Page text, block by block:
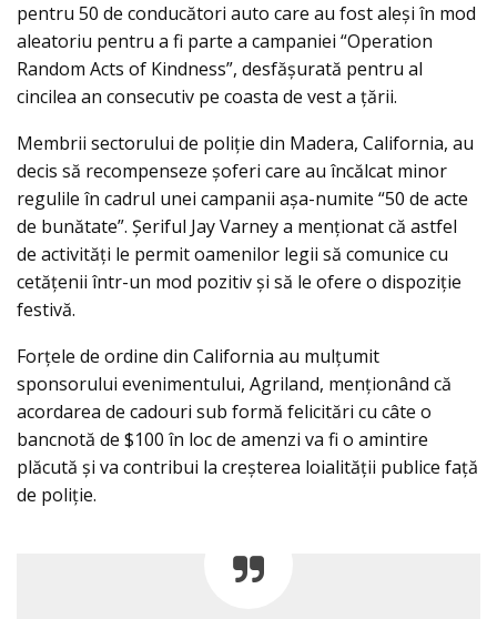
pentru 50 de conducători auto care au fost aleşi în mod
aleatoriu pentru a fi parte a campaniei “Operation
Random Acts of Kindness”, desfăşurată pentru al
cincilea an consecutiv pe coasta de vest a ţării.
Membrii sectorului de poliţie din Madera, California, au
decis să recompenseze șoferi care au încălcat minor
regulile în cadrul unei campanii aşa-numite “50 de acte
de bunătate”. Șeriful Jay Varney a menţionat că astfel
de activităţi le permit oamenilor legii să comunice cu
cetățenii într-un mod pozitiv și să le ofere o dispoziție
festivă.
Forțele de ordine din California au mulțumit
sponsorului evenimentului, Agriland, menționând că
acordarea de cadouri sub formă felicitări cu câte o
bancnotă de $100 în loc de amenzi va fi o amintire
plăcută și va contribui la creșterea loialității publice față
de poliţie.